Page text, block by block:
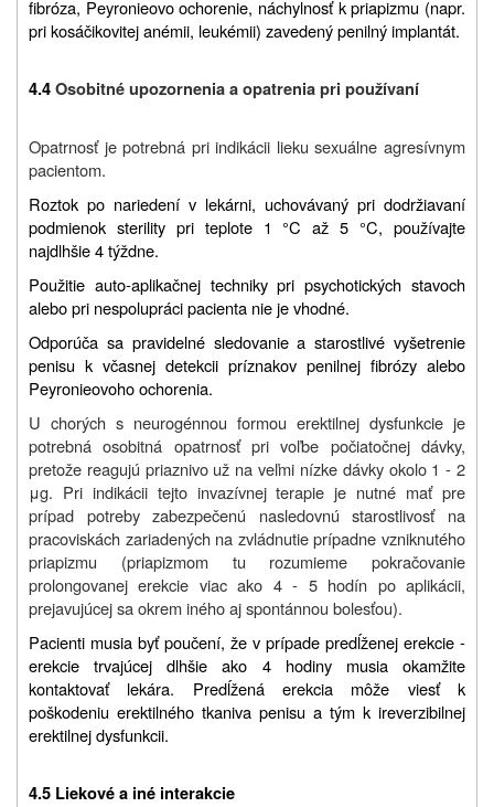
fibróza, Peyronieovo ochorenie, náchylnosť k priapizmu (napr.
pri kosáčikovitej anémii, leukémii) zavedený penilný implantát.
4.4Osobitné upozornenia a opatrenia pri používaní
Opatrnosť je potrebná pri indikácii lieku sexuálne agresívnym
pacientom.
Roztok po nariedení v lekárni, uchovávaný pri dodržiavaní
podmienok sterility pri teplote 1 °C až 5 °C, používajte
najdlhšie 4 týždne.
Použitie auto-aplikačnej techniky pri psychotických stavoch
alebo pri nespolupráci pacienta nie je vhodné.
Odporúča sa pravidelné sledovanie a starostlivé vyšetrenie
penisu k včasnej detekcii príznakov penilnej fibrózy alebo
Peyronieovoho ochorenia.
U chorých s neurogénnou formou erektilnej dysfunkcie je
potrebná osobitná opatrnosť pri voľbe počiatočnej dávky,
pretože reagujú priaznivo už na veľmi nízke dávky okolo 1 - 2
μg. Pri indikácii tejto invazívnej terapie je nutné mať pre
prípad potreby zabezpečenú nasledovnú starostlivosť na
pracoviskách zariadených na zvládnutie prípadne vzniknutého
priapizmu (priapizmom tu rozumieme pokračovanie
prolongovanej erekcie viac ako 4 - 5 hodín po aplikácii,
prejavujúcej sa okrem iného aj spontánnou bolesťou).
Pacienti musia byť poučení, že v prípade predĺženej erekcie -
erekcie trvajúcej dlhšie ako 4 hodiny musia okamžite
kontaktovať lekára. Predĺžená erekcia môže viesť k
poškodeniu erektilného tkaniva penisu a tým k ireverzibilnej
erektilnej dysfunkcii.
4.5 Liekové a iné interakcie